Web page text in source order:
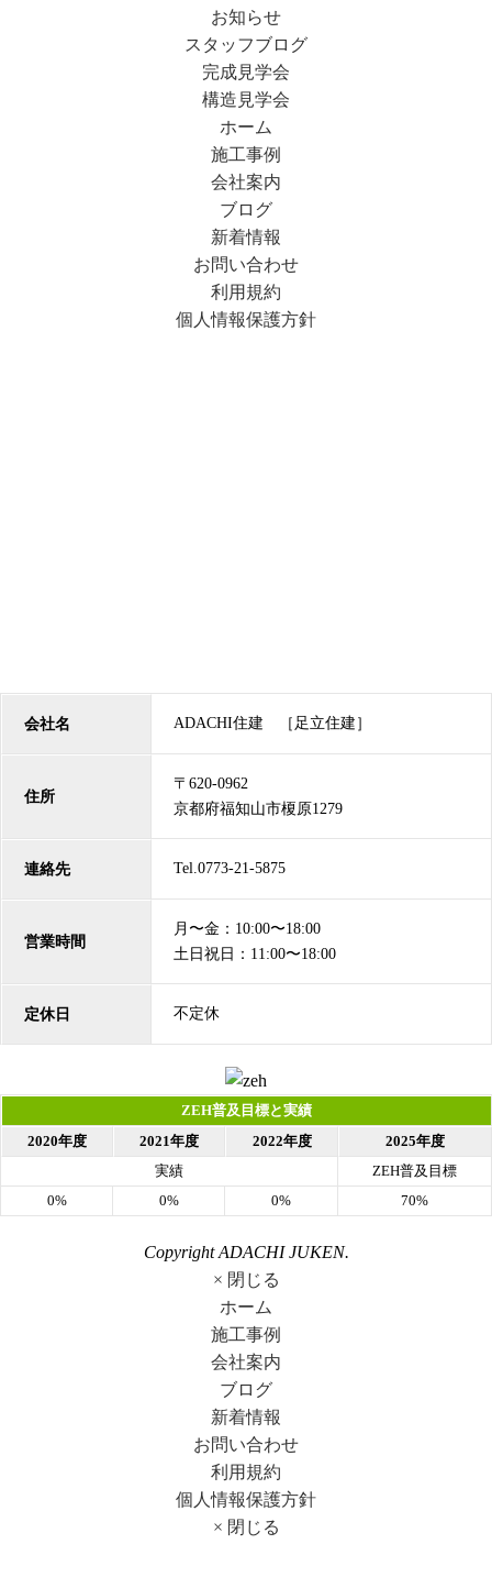
稿:
お知らせ
スタッフブログ
完成見学会
構造見学会
ホーム
施工事例
会社案内
ブログ
新着情報
お問い合わせ
利用規約
個人情報保護方針
会社名 ADACHI住建 ［足立住建］
住所
〒620-0962
京都府福知山市榎原1279
連絡先 Tel.0773-21-5875
営業時間
月〜金：10:00〜18:00
土日祝日：11:00〜18:00
定休日 不定休
ZEH普及目標と実績
2020年度
2021年度 2022年度
2025年度
実績
ZEH普及目標
0%
0% 0% 70%
Copyright ADACHI JUKEN.
× 閉じる
ホーム
施工事例
会社案内
ブログ
新着情報
お問い合わせ
利用規約
個人情報保護方針
× 閉じる